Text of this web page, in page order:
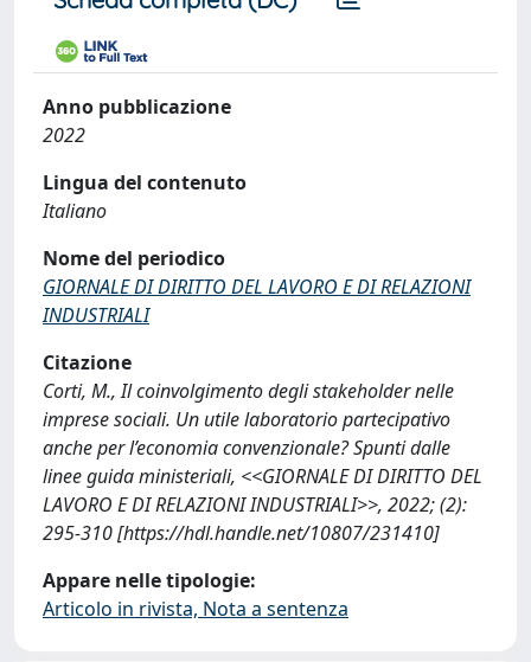
Anno pubblicazione
2022
Lingua del contenuto
Italiano
Nome del periodico
GIORNALE DI DIRITTO DEL LAVORO E DI RELAZIONI
INDUSTRIALI
Citazione
Corti, M., Il coinvolgimento degli stakeholder nelle
imprese sociali. Un utile laboratorio partecipativo
anche per l’economia convenzionale? Spunti dalle
linee guida ministeriali, <<GIORNALE DI DIRITTO DEL
LAVORO E DI RELAZIONI INDUSTRIALI>>, 2022; (2):
295-310 [https://hdl.handle.net/10807/231410]
Appare nelle tipologie:
Articolo in rivista, Nota a sentenza